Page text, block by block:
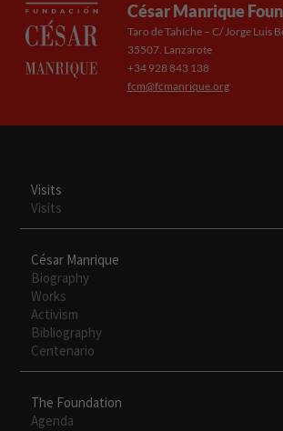
César Manrique
Taro de Tahíche – C/ Jorge Luis
35507. Lanzarote
+34 928 843 138
fcm@fcmanrique.org
Visits
Visits
César Manrique
Biography
Works
Activism
Bibliography
Centenario
The Foundation
Agenda